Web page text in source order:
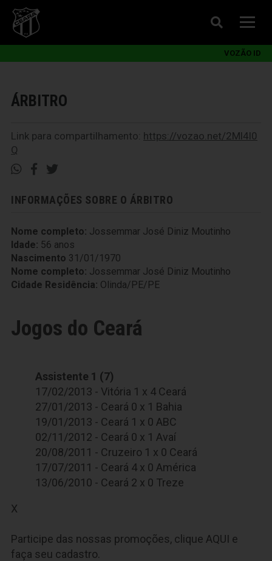
VOZÃO ID
ÁRBITRO
Link para compartilhamento: https://vozao.net/2Ml4l0
Q
INFORMAÇÕES SOBRE O ÁRBITRO
Nome completo: Jossemmar José Diniz Moutinho
Idade: 56 anos
Nascimento 31/01/1970
Nome completo: Jossemmar José Diniz Moutinho
Cidade Residência: Olinda/PE/PE
Jogos do Ceará
Assistente 1 (7)
17/02/2013 - Vitória 1 x 4 Ceará
27/01/2013 - Ceará 0 x 1 Bahia
19/01/2013 - Ceará 1 x 0 ABC
02/11/2012 - Ceará 0 x 1 Avaí
20/08/2011 - Cruzeiro 1 x 0 Ceará
17/07/2011 - Ceará 4 x 0 América
13/06/2010 - Ceará 2 x 0 Treze
X
Participe das nossas promoções, clique AQUI e
faça seu cadastro.